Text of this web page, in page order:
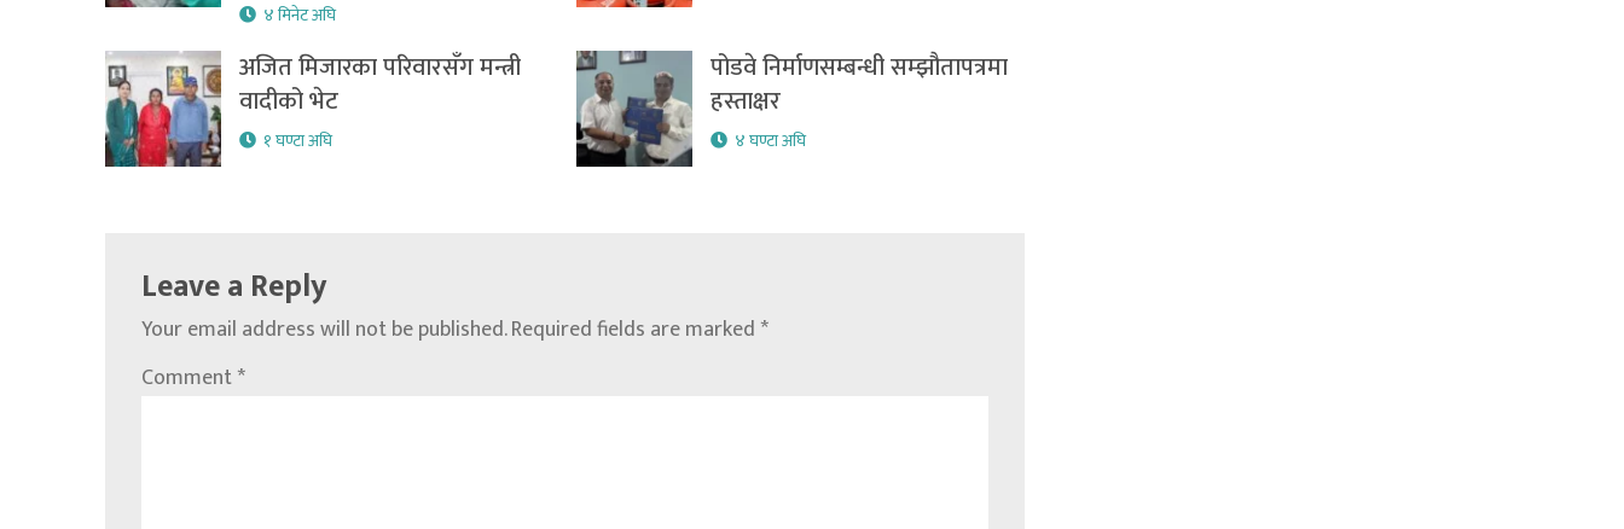
४ मिनेट अघि
अजित मिजारका परिवारसँग मन्त्री
वादीको भेट
१ घण्टा अघि
पोडवे निर्माणसम्बन्धी सम्झौतापत्रमा
हस्ताक्षर
४ घण्टा अघि
Leave a Reply
Your email address will not be published.Required fields are marked*
Comment*